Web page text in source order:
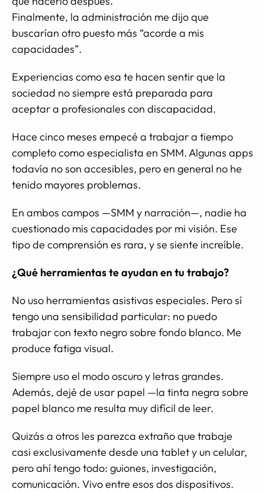
Finalmente, la administración me dijo que
buscarían otro puesto más “acorde a mis
capacidades”.
Experiencias como esa te hacen sentir que la
sociedad no siempre está preparada para
aceptar a profesionales con discapacidad.
Hace cinco meses empecé a trabajar a tiempo
completo como especialista en SMM. Algunas apps
todavía no son accesibles, pero en general no he
tenido mayores problemas.
En ambos campos —SMM y narración—, nadie ha
cuestionado mis capacidades por mi visión. Ese
tipo de comprensión es rara, y se siente increíble.
¿Qué herramientas te ayudan en tu trabajo?
No uso herramientas asistivas especiales. Pero sí
tengo una sensibilidad particular: no puedo
trabajar con texto negro sobre fondo blanco. Me
produce fatiga visual.
Siempre uso el modo oscuro y letras grandes.
Además, dejé de usar papel —la tinta negra sobre
papel blanco me resulta muy difícil de leer.
Quizás a otros les parezca extraño que trabaje
casi exclusivamente desde una tablet y un celular,
pero ahí tengo todo: guiones, investigación,
comunicación. Vivo entre esos dos dispositivos.